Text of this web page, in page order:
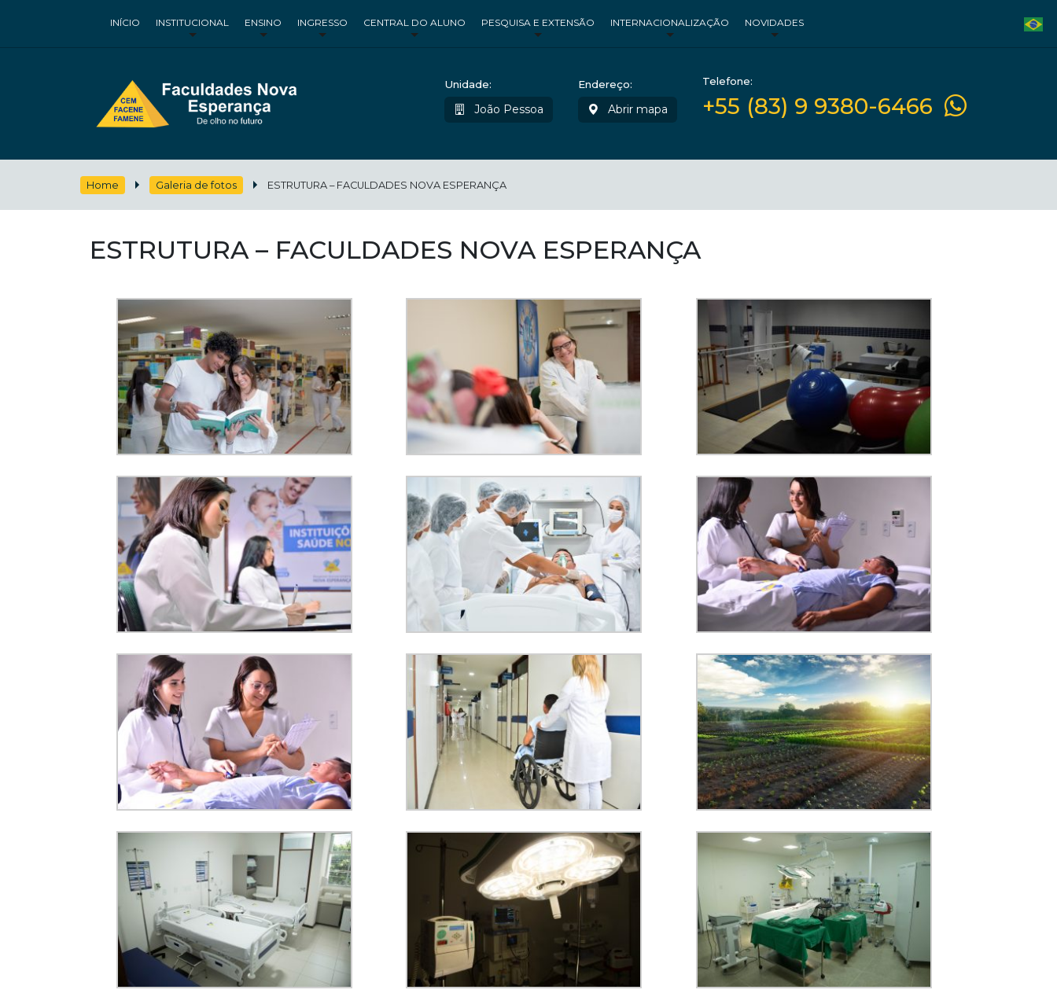
INÍCIO INSTITUCIONAL ENSINO INGRESSO CENTRAL DO ALUNO PESQUISA E EXTENSÃO INTERNACIONALIZAÇÃO NOVIDADES
Unidade:
João Pessoa
Endereço:
Abrir mapa
Telefone:
+55 (83) 9 9380-6466
Home Galeria de fotos ESTRUTURA – FACULDADES NOVA ESPERANÇA
ESTRUTURA – FACULDADES NOVA ESPERANÇA